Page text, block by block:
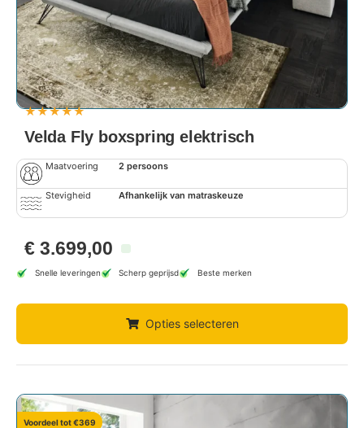
★★★★★
Velda Fly boxspring elektrisch
Maatvoering 2 persoons
Stevigheid Afhankelijk van matraskeuze
€ 3.699,00
Snelle leveringen Scherp geprijsd Beste merken
Opties selecteren
Voordeel tot €369